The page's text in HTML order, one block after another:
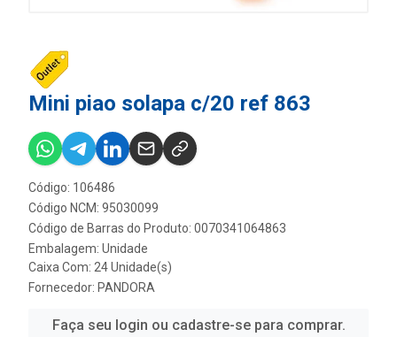
Mini piao solapa c/20 ref 863
Código: 106486
Código NCM: 95030099
Código de Barras do Produto: 0070341064863
Embalagem: Unidade
Caixa Com: 24 Unidade(s)
Fornecedor: PANDORA
Faça seu login ou cadastre-se para comprar.